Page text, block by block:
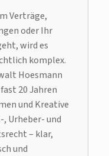
Verträge,
oder Ihr
wird es
komplex.
Hoesmann
20 Jahren
und Kreative
, Urheber- und
– klar,
und